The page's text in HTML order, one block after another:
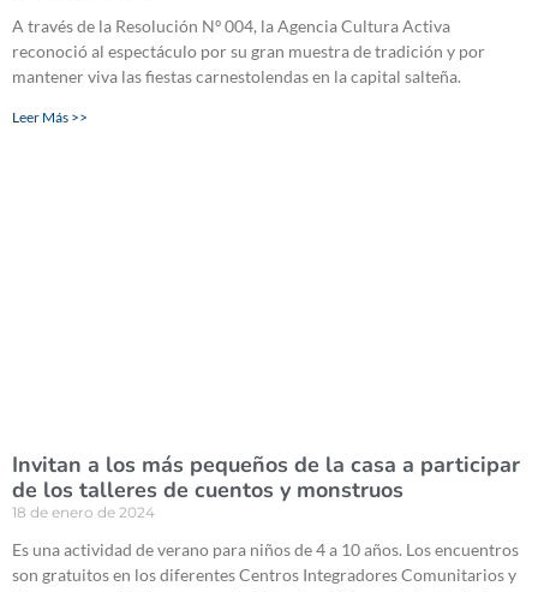
A través de la Resolución Nº 004, la Agencia Cultura Activa
reconoció al espectáculo por su gran muestra de tradición y por
mantener viva las fiestas carnestolendas en la capital salteña.
Leer Más >>
Invitan a los más pequeños de la casa a participar
de los talleres de cuentos y monstruos
18 de enero de 2024
Es una actividad de verano para niños de 4 a 10 años. Los encuentros
son gratuitos en los diferentes Centros Integradores Comunitarios y